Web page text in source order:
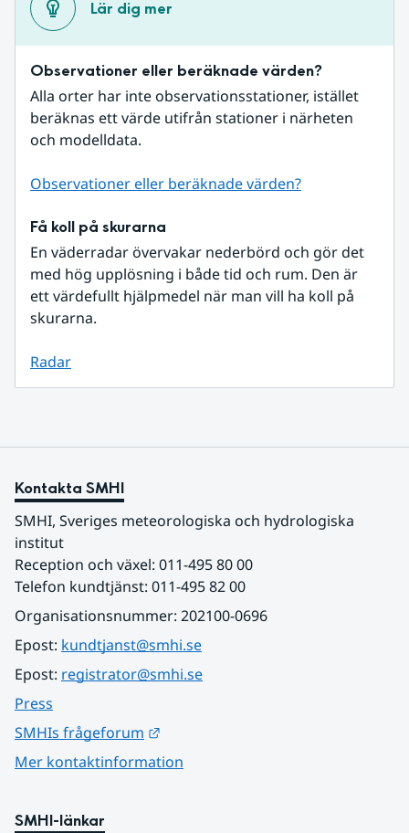
Lär dig mer
Observationer eller beräknade värden?
Alla orter har inte observationsstationer, istället
beräknas ett värde utifrån stationer i närheten
och modelldata.
Observationer eller beräknade värden?
Få koll på skurarna
En väderradar övervakar nederbörd och gör det
med hög upplösning i både tid och rum. Den är
ett värdefullt hjälpmedel när man vill ha koll på
skurarna.
Radar
Kontakta SMHI
SMHI, Sveriges meteorologiska och hydrologiska
institut
Reception och växel: 011-495 80 00
Telefon kundtjänst: 011-495 82 00
Organisationsnummer: 202100-0696
Epost: kundtjanst@smhi.se
Epost: registrator@smhi.se
Press
SMHIs frågeforum
Mer kontaktinformation
SMHI-länkar